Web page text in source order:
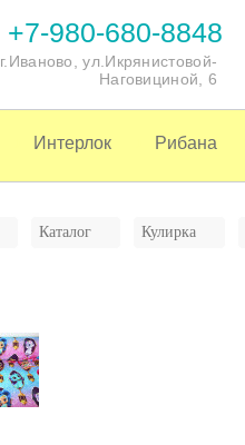
+7-980-680-8848
г.Иваново, ул.Икрянистовой-
Наговициной, 6
Интерлок Рибана
Каталог Кулирка